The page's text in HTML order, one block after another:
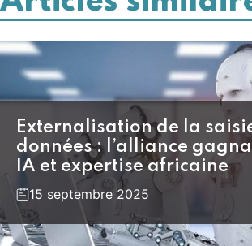
Externalisation de la
données : l’alliance
IA et expertise africaine
15 septembre 2025